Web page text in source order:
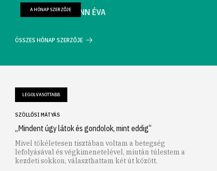
FARKAS WELLMANN ÉVA
A HÓNAP SZERZŐJE
ÖSSZES HÓNAP SZERZŐJE
LEGOLVASOTTABB
SZÖLLŐSI MÁTYÁS
„Mindent úgy látok és gondolok, mint eddig”
Mivel tökéletesen tisztában voltam a betegség
lefolyásával és végkimenetelével, miután túlestem a
kezdeti sokkon, választhattam két út között.